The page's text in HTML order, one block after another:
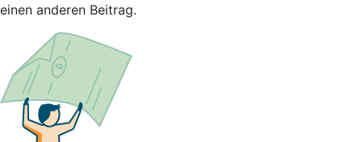
einen anderen Beitrag.